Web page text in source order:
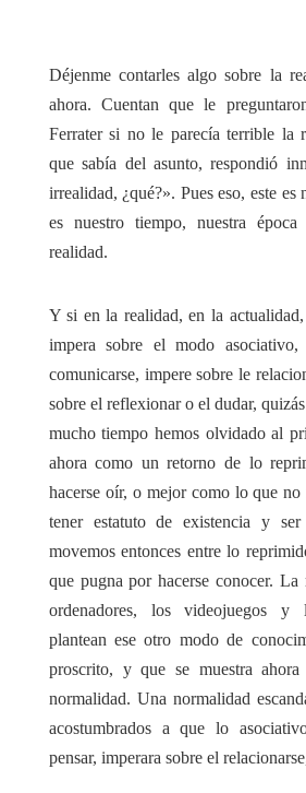
Déjenme contarles algo sobre la
ahora. Cuentan que le
Ferrater si no le parecía terrible la
que sabía del asunto, respondió
irrealidad, ¿qué?». Pues eso, este es
es nuestro tiempo, nuestra
realidad.
Y si en la realidad, en la
impera sobre el modo asociativo,
comunicarse, impere sobre le
sobre el reflexionar o el dudar,
mucho tiempo hemos olvidado al
ahora como un retorno de lo
hacerse oír, o mejor como lo que
tener estatuto de existencia y ser
movemos entonces entre lo
que pugna por hacerse conocer.
ordenadores, los videojuegos y
plantean ese otro modo de
proscrito, y que se muestra
normalidad. Una normalidad
acostumbrados a que lo
pensar, imperara sobre el